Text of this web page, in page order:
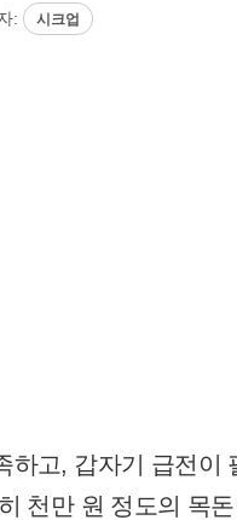
: 시크업
하고, 갑자기 급전이
천만 원 정도의 목